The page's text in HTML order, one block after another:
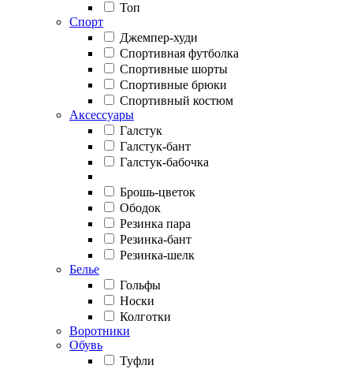
Топ
Спорт
Джемпер-худи
Спортивная футболка
Спортивные шорты
Спортивные брюки
Спортивный костюм
Аксессуары
Галстук
Галстук-бант
Галстук-бабочка
Брошь-цветок
Ободок
Резинка пара
Резинка-бант
Резинка-шелк
Белье
Гольфы
Носки
Колготки
Воротники
Обувь
Туфли